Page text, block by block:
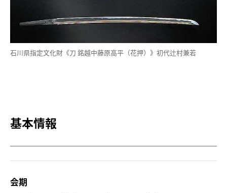
石川県指定文化財《刀 銘越中藤原高平（花押）》初代辻村兼若
基本情報
会期